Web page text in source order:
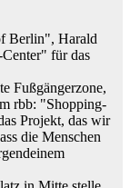
Berlin", Harald
für das
Fußgängerzone,
rbb: "Shopping-
Projekt, das wir
die Menschen